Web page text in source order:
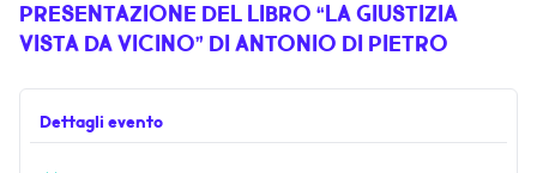
OSPITALITÀ
COSA FARE
PRESENTAZIONE DEL LIBRO “LA GIUSTIZIA
VISTA DA VICINO” DI ANTONIO DI PIETRO
Dettagli evento